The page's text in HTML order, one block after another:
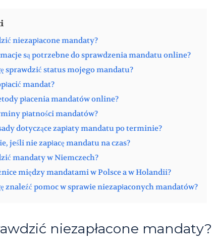
niezapłacone mandaty?
są potrzebne do sprawdzenia mandatu online?
sprawdzić status mojego mandatu?
mandat?
płacenia mandatów online?
płatności mandatów?
dotyczące zapłaty mandatu po terminie?
jeśli nie zapłacę mandatu na czas?
mandaty w Niemczech?
między mandatami w Polsce a w Holandii?
znaleźć pomoc w sprawie niezapłaconych mandatów?
niezapłacone mandaty?